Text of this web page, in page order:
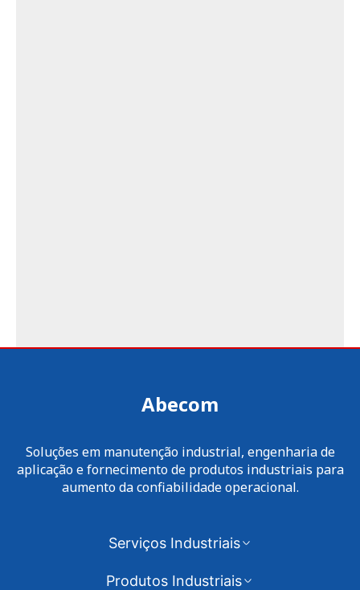
Abecom
Soluções em manutenção industrial, engenharia de
aplicação e fornecimento de produtos industriais para
aumento da confiabilidade operacional.
Serviços Industriais
Produtos Industriais